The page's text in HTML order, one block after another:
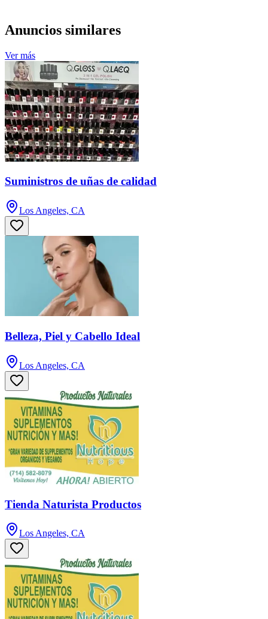
Anuncios similares
Ver más
Suministros de uñas de calidad
Los Angeles, CA
Belleza, Piel y Cabello Ideal
Los Angeles, CA
Tienda Naturista Productos
Los Angeles, CA